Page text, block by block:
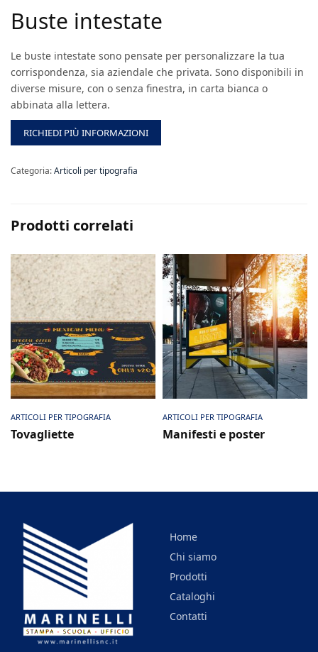
Buste intestate
Le buste intestate sono pensate per personalizzare la tua
corrispondenza, sia aziendale che privata. Sono disponibili in
diverse misure, con o senza finestra, in carta bianca o
abbinata alla lettera.
RICHIEDI PIÙ INFORMAZIONI
Categoria:Articoli per tipografia
Prodotti correlati
Scheda prodotto
ARTICOLI PER TIPOGRAFIA
Tovagliette
Scheda prodotto
ARTICOLI PER TIPOGRAFIA
Manifesti e poster
Home
Chi siamo
Prodotti
Cataloghi
Contatti